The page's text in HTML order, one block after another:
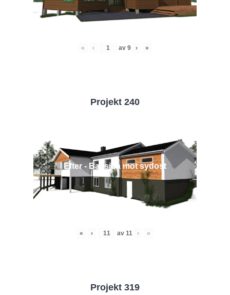
« ‹ av 9 › »
Projekt 240
Efter - Baksida mot sydost
« ‹ av 11 › »
Projekt 319